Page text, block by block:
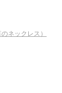
ネックレス）